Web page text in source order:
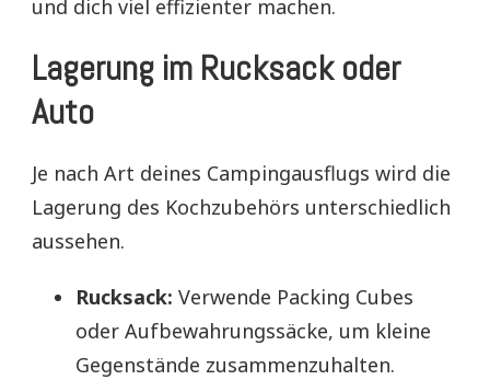
und dich viel effizienter machen.
Lagerung im Rucksack oder
Auto
Je nach Art deines Campingausflugs wird die
Lagerung des Kochzubehörs unterschiedlich
aussehen.
Rucksack: Verwende Packing Cubes
oder Aufbewahrungssäcke, um kleine
Gegenstände zusammenzuhalten.